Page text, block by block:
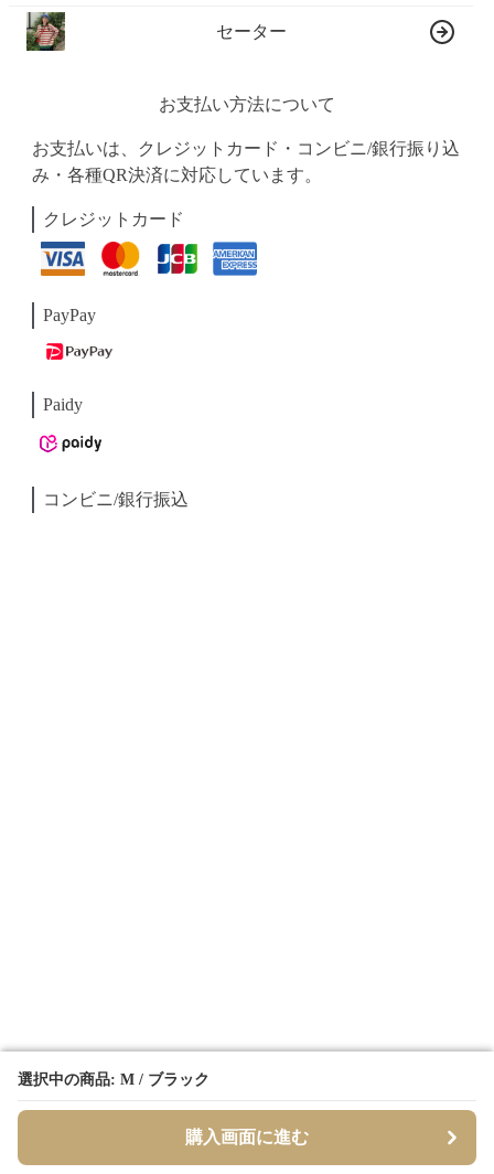
選択中の商品: M / ブラック
購入画面に進む
選択中の商品: M / ブラック
購入画面に進む
セーター
お支払い方法について
お支払いは、クレジットカード・コンビニ/銀行振り込
み・各種QR決済に対応しています。
クレジットカード
PayPay
Paidy
コンビニ/銀行振込